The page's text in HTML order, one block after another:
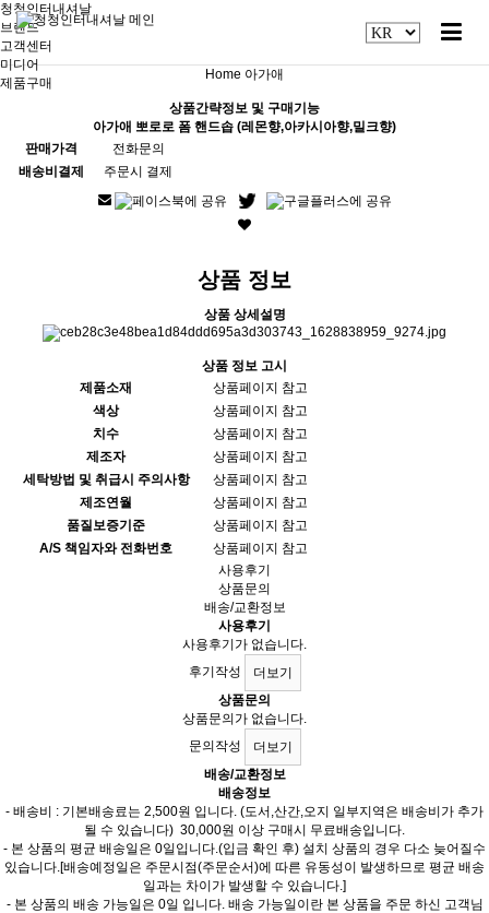
청청인터내셔날
브랜드
고객센터
미디어
제품구매
Home 아가애
상품간략정보 및 구매기능
아가애 뽀로로 폼 핸드솝 (레몬향,아카시아향,밀크향)
판매가격
전화문의
배송비결제
주문시 결제
상품 정보
상품 상세설명
상품 정보 고시
제품소재
상품페이지 참고
색상
상품페이지 참고
치수
상품페이지 참고
제조자
상품페이지 참고
세탁방법 및 취급시 주의사항
상품페이지 참고
제조연월
상품페이지 참고
품질보증기준
상품페이지 참고
A/S 책임자와 전화번호
상품페이지 참고
사용후기
상품문의
배송/교환정보
사용후기
사용후기가 없습니다.
후기작성
더보기
상품문의
상품문의가 없습니다.
문의작성
더보기
배송/교환정보
배송정보
- 배송비 : 기본배송료는 2,500원 입니다. (도서,산간,오지 일부지역은 배송비가 추가
될 수 있습니다) 30,000원 이상 구매시 무료배송입니다.
- 본 상품의 평균 배송일은 0일입니다.(입금 확인 후) 설치 상품의 경우 다소 늦어질수
있습니다.[배송예정일은 주문시점(주문순서)에 따른 유동성이 발생하므로 평균 배송
일과는 차이가 발생할 수 있습니다.]
- 본 상품의 배송 가능일은 0일 입니다. 배송 가능일이란 본 상품을 주문 하신 고객님